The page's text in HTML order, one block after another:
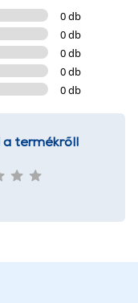
0 db
0 db
0 db
0 db
0 db
termékről!